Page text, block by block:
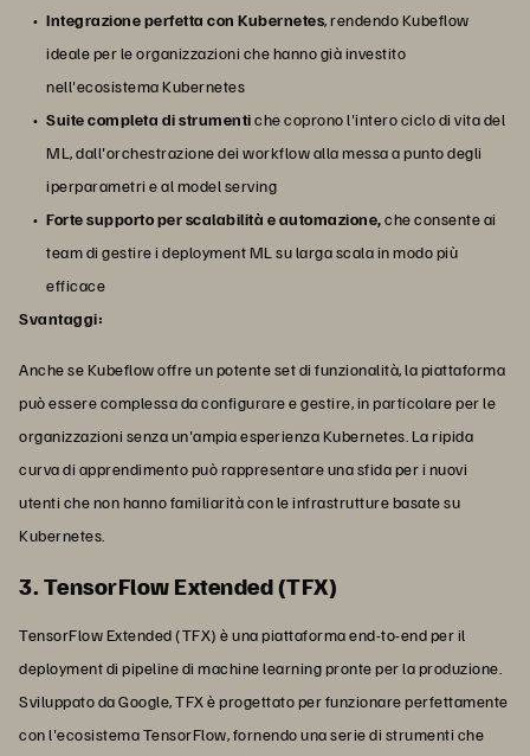
Integrazione perfetta con Kubernetes, rendendo Kubeflow
ideale per le organizzazioni che hanno già investito
nell'ecosistema Kubernetes
Suite completa di strumentiche coprono l'intero ciclo di vita del
ML, dall'orchestrazione dei workflow alla messa a punto degli
iperparametri e al model serving
Forte supporto per scalabilità e automazione,che consente ai
team di gestire i deployment ML su larga scala in modo più
efficace
Svantaggi:
Anche se Kubeflow offre un potente set di funzionalità, la piattaforma
può essere complessa da configurare e gestire, in particolare per le
organizzazioni senza un'ampia esperienza Kubernetes. La ripida
curva di apprendimento può rappresentare una sfida per i nuovi
utenti che non hanno familiarità con le infrastrutture basate su
Kubernetes.
3. TensorFlow Extended (TFX)
TensorFlow Extended (TFX) è una piattaforma end-to-end per il
deployment di pipeline di machine learning pronte per la produzione.
Sviluppato da Google, TFX è progettato per funzionare perfettamente
con l'ecosistema TensorFlow, fornendo una serie di strumenti che